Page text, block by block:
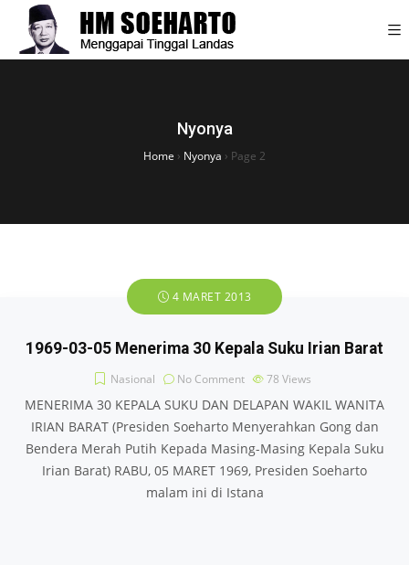
Nyonya
Home › Nyonya › Page 2
4 MARET 2013
1969-03-05 Menerima 30 Kepala Suku Irian Barat
Nasional No Comment 78 Views
MENERIMA 30 KEPALA SUKU DAN DELAPAN WAKIL WANITA
IRIAN BARAT (Presiden Soeharto Menyerahkan Gong dan
Bendera Merah Putih Kepada Masing-Masing Kepala Suku
Irian Barat) RABU, 05 MARET 1969, Presiden Soeharto
malam ini di Istana